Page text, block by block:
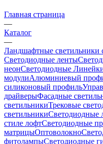
Главная страница
—
Каталог
—
Ландшафтные светильники
Светодиодные ленты
неонСветодиодные
модулиАлюминиевый
силиконовый профиль
драйверыФасадные
светильникиТрековые
светильникиСветодиодные
стиле лофтСветодиодные
матрицыОптоволокно
фитолампыСветодиодные